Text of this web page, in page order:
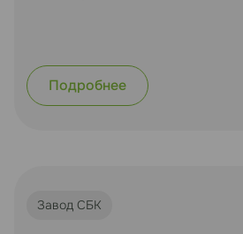
Подробнее
Завод СБК